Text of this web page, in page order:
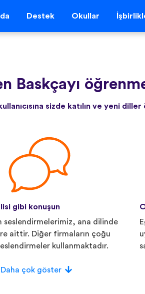
Destek Okullar
Baskçayı
sizde katılın ve yeni
gibi konuşun
seslendirmelerimiz, ana dilinde
aittir. Diğer firmaların çoğu
kullanmaktadır.
Daha çok göster